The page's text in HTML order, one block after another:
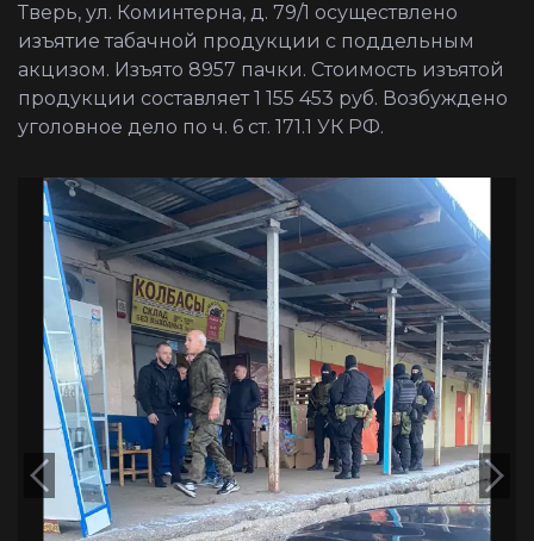
Тверь, ул. Коминтерна, д. 79/1 осуществлено
изъятие табачной продукции c поддельным
акцизом. Изъято 8957 пачки. Стоимость изъятой
продукции составляет 1 155 453 руб. Возбуждено
уголовное дело по ч. 6 ст. 171.1 УК РФ.